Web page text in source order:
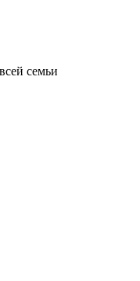
семьи